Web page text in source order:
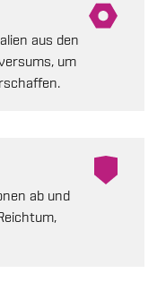
aus den
um
ab und